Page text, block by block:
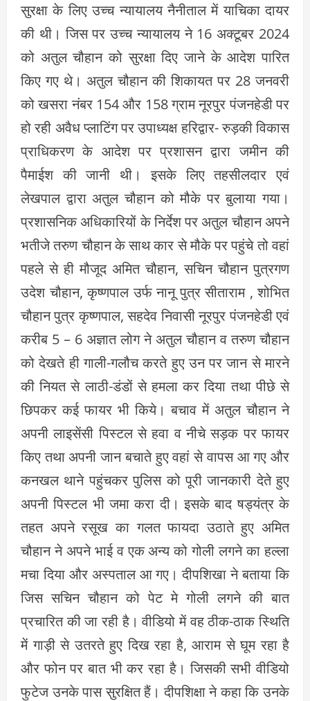
सुरक्षा के लिए उच्च न्यायालय नैनीताल में याचिका दायर
की थी। जिस पर उच्च न्यायालय ने 16 अक्टूबर 2024
को अतुल चौहान को सुरक्षा दिए जाने के आदेश पारित
किए गए थे। अतुल चौहान की शिकायत पर 28 जनवरी
को खसरा नंबर 154 और 158 ग्राम नूरपुर पंजनहेडी पर
हो रही अवैध प्लाटिंग पर उपाध्यक्ष हरिद्वार- रुड़की विकास
प्राधिकरण के आदेश पर प्रशासन द्वारा जमीन की
पैमाईश की जानी थी। इसके लिए तहसीलदार एवं
लेखपाल द्वारा अतुल चौहान को मौके पर बुलाया गया।
प्रशासनिक अधिकारियों के निर्देश पर अतुल चौहान अपने
भतीजे तरुण चौहान के साथ कार से मौके पर पहुंचे तो वहां
पहले से ही मौजूद अमित चौहान, सचिन चौहान पुत्रगण
उदेश चौहान, कृष्णपाल उर्फ नानू पुत्र सीताराम , शोभित
चौहान पुत्र कृष्णपाल, सहदेव निवासी नूरपुर पंजनहेडी एवं
करीब 5 – 6 अज्ञात लोग ने अतुल चौहान व तरुण चौहान
को देखते ही गाली-गलौच करते हुए उन पर जान से मारने
की नियत से लाठी-डंडों से हमला कर दिया तथा पीछे से
छिपकर कई फायर भी किये। बचाव में अतुल चौहान ने
अपनी लाइसेंसी पिस्टल से हवा व नीचे सड़क पर फायर
किए तथा अपनी जान बचाते हुए वहां से वापस आ गए और
कनखल थाने पहुंचकर पुलिस को पूरी जानकारी देते हुए
अपनी पिस्टल भी जमा करा दी। इसके बाद षड्यंत्र के
तहत अपने रसूख का गलत फायदा उठाते हुए अमित
चौहान ने अपने भाई व एक अन्य को गोली लगने का हल्ला
मचा दिया और अस्पताल आ गए। दीपशिखा ने बताया कि
जिस सचिन चौहान को पेट मे गोली लगने की बात
प्रचारित की जा रही है। वीडियो में वह ठीक-ठाक स्थिति
में गाड़ी से उतरते हुए दिख रहा है, आराम से घूम रहा है
और फोन पर बात भी कर रहा है। जिसकी सभी वीडियो
फुटेज उनके पास सुरक्षित हैं। दीपशिक्षा ने कहा कि उनके